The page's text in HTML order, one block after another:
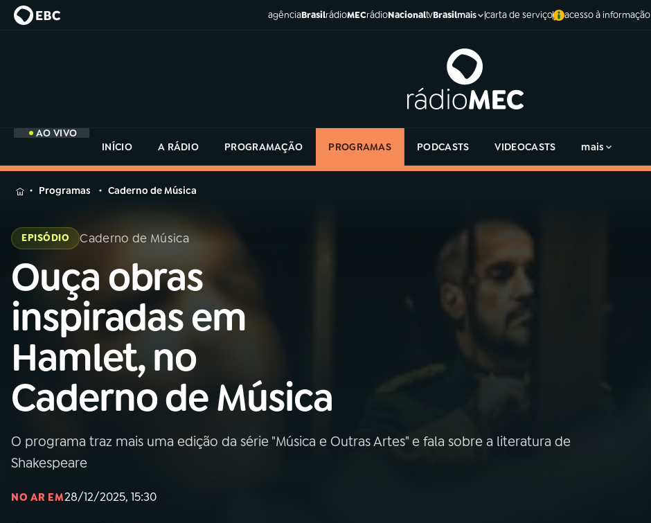
agênciaBrasilrádioMECrádioNacionaltvBrasilmais carta de serviço acesso à informação
AO VIVO
INÍCIO
A RÁDIO PROGRAMAÇÃO PROGRAMAS PODCASTS VIDEOCASTS mais
MENU
Buscar
na
Rádio
MEC
Início
01INÍCIO
02A RÁDIO
03PROGRAMAÇÃO
na
Rádio
Programas Caderno de Música
EPISÓDIO Caderno de Música
Ouça obras
inspiradas em
Hamlet, no
Caderno de Música
O programa traz mais uma edição da série "Música e Outras Artes" e fala sobre a literatura de
Shakespeare
NO AR EM28/12/2025, 15:30